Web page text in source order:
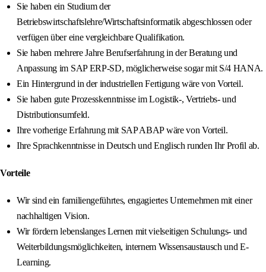
Sie haben ein Studium der
Betriebswirtschaftslehre/Wirtschaftsinformatik abgeschlossen oder
verfügen über eine vergleichbare Qualifikation.
Sie haben mehrere Jahre Berufserfahrung in der Beratung und
Anpassung im SAP ERP-SD, möglicherweise sogar mit S/4 HANA.
Ein Hintergrund in der industriellen Fertigung wäre von Vorteil.
Sie haben gute Prozesskenntnisse im Logistik-, Vertriebs- und
Distributionsumfeld.
Ihre vorherige Erfahrung mit SAP ABAP wäre von Vorteil.
Ihre Sprachkenntnisse in Deutsch und Englisch runden Ihr Profil ab.
Vorteile
Wir sind ein familiengeführtes, engagiertes Unternehmen mit einer
nachhaltigen Vision.
Wir fördern lebenslanges Lernen mit vielseitigen Schulungs- und
Weiterbildungsmöglichkeiten, internem Wissensaustausch und E-
Learning.